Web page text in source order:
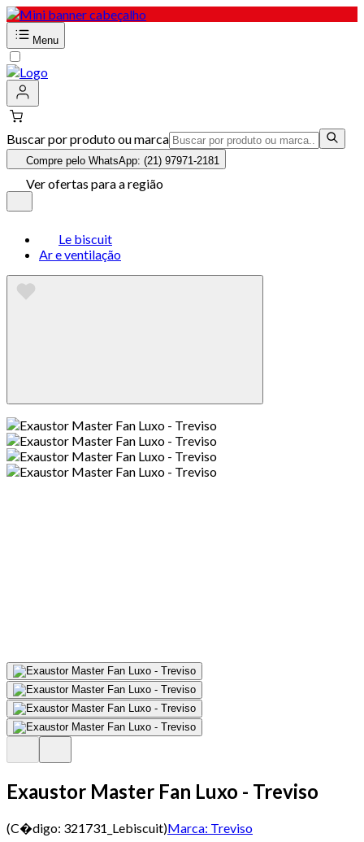
Menu
Buscar por produto ou marca
Compre pelo WhatsApp: (21) 97971-2181
Ver ofertas para a região
Le biscuit
Ar e ventilação
Exaustor Master Fan Luxo - Treviso
(C�digo: 321731_Lebiscuit)Marca: Treviso